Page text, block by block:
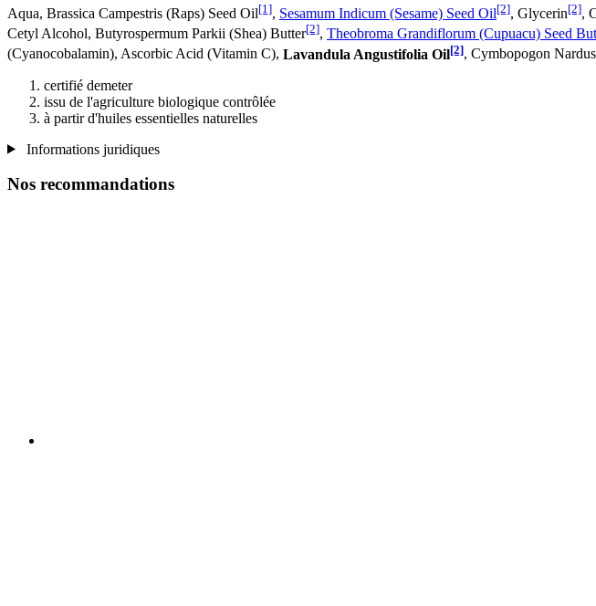
Aqua, Brassica Campestris (Raps) Seed Oil[1], Sesamum Indicum (Sesame) Seed Oil[2], Glycerin[2],
Cetyl Alcohol, Butyrospermum Parkii (Shea) Butter[2], Theobroma Grandiflorum (Cupuacu) Seed
(Cyanocobalamin), Ascorbic Acid (Vitamin C), Lavandula Angustifolia Oil[2], Cymbopogon
certifié demeter
issu de l'agriculture biologique contrôlée
à partir d'huiles essentielles naturelles
Informations juridiques
Nos recommandations